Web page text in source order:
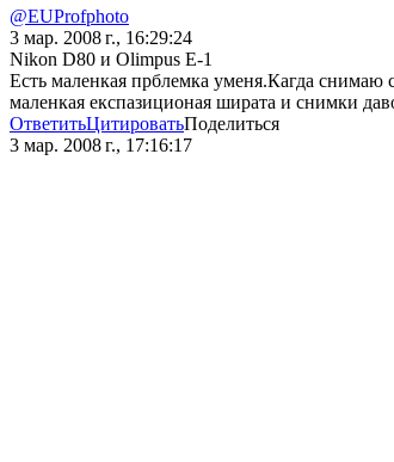
@EUProfphoto
3 мар. 2008 г., 16:29:24
Nikon D80 и Olimpus E-1
Есть маленкая прблемка уменя.Кагда снимаю
маленкая експазиционая ширата и снимки
ОтветитьЦитироватьПоделиться
3 мар. 2008 г., 17:16:17